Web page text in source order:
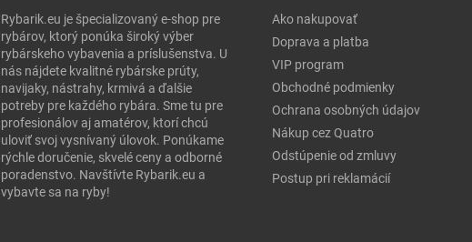
Rybarik.eu je špecializovaný e-shop pre
rybárov, ktorý ponúka široký výber
rybárskeho vybavenia a príslušenstva. U
nás nájdete kvalitné rybárske prúty,
navijaky, nástrahy, krmivá a ďalšie
potreby pre každého rybára. Sme tu pre
profesionálov aj amatérov, ktorí chcú
uloviť svoj vysnívaný úlovok. Ponúkame
rýchle doručenie, skvelé ceny a odborné
poradenstvo. Navštívte Rybarik.eu a
vybavte sa na ryby!
Ako nakupovať
Doprava a platba
VIP program
Obchodné podmienky
Ochrana osobných údajov
Nákup cez Quatro
Odstúpenie od zmluvy
Postup pri reklamácií